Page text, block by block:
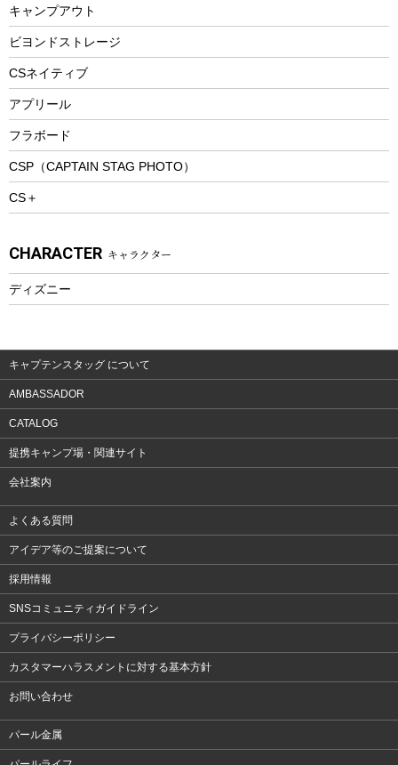
スノーシュー
防寒ウェア
トレッキング
トレッキングアクセサリー
プレイグッズ
ウェルネス
ウェア、タオル
ウェア
キャンプアウト
ビヨンドストレージ
CSネイティブ
アプリール
フラボード
CSP（CAPTAIN STAG PHOTO）
CS＋
CHARACTER キャラクター
ディズニー
キャプテンスタッグ について
AMBASSADOR
CATALOG
提携キャンプ場・関連サイト
会社案内
よくある質問
アイデア等のご提案について
採用情報
SNSコミュニティガイドライン
プライバシーポリシー
カスタマーハラスメントに対する基本方針
お問い合わせ
パール金属